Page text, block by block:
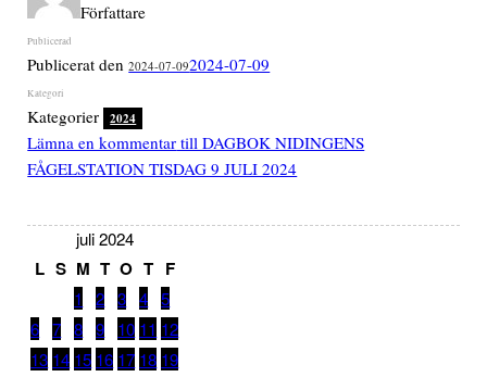
Författare
Publicerat den2024-07-092024-07-09
Kategorier 2024
Lämna en kommentar till DAGBOK NIDINGENS
FÅGELSTATION TISDAG 9 JULI 2024
juli 2024
L S M T O T F
1 2 3 4 5
6 7 8 9 10 11 12
13 14 15 16 17 18 19